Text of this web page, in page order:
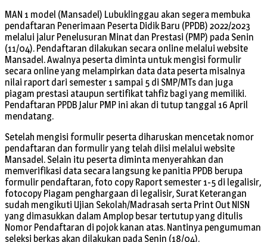
MAN 1 model (Mansadel) Lubuklinggau akan segera membuka
pendaftaran Penerimaan Peserta Didik Baru (PPDB) 2022/2023
melalui jalur Penelusuran Minat dan Prestasi (PMP) pada Senin
(11/04). Pendaftaran dilakukan secara online melalui website
Mansadel. Awalnya peserta diminta untuk mengisi formulir
secara online yang melampirkan data data peserta misalnya
nilai raport dari semester 1 sampai 5 di SMP/MTs dan juga
piagam prestasi ataupun sertifikat tahfiz bagi yang memiliki.
Pendaftaran PPDB Jalur PMP ini akan di tutup tanggal 16 April
mendatang.
Setelah mengisi formulir peserta diharuskan mencetak nomor
pendaftaran dan formulir yang telah diisi melalui website
Mansadel. Selain itu peserta diminta menyerahkan dan
memverifikasi data secara langsung ke panitia PPDB berupa
formulir pendaftaran, foto copy Raport semester 1-5 di legalisir,
fotocopy Piagam penghargaan di legalisir, Surat Keterangan
sudah mengikuti Ujian Sekolah/Madrasah serta Print Out NISN
yang dimasukkan dalam Amplop besar tertutup yang ditulis
Nomor Pendaftaran di pojok kanan atas. Nantinya pengumuman
seleksi berkas akan dilakukan pada Senin (18/04).